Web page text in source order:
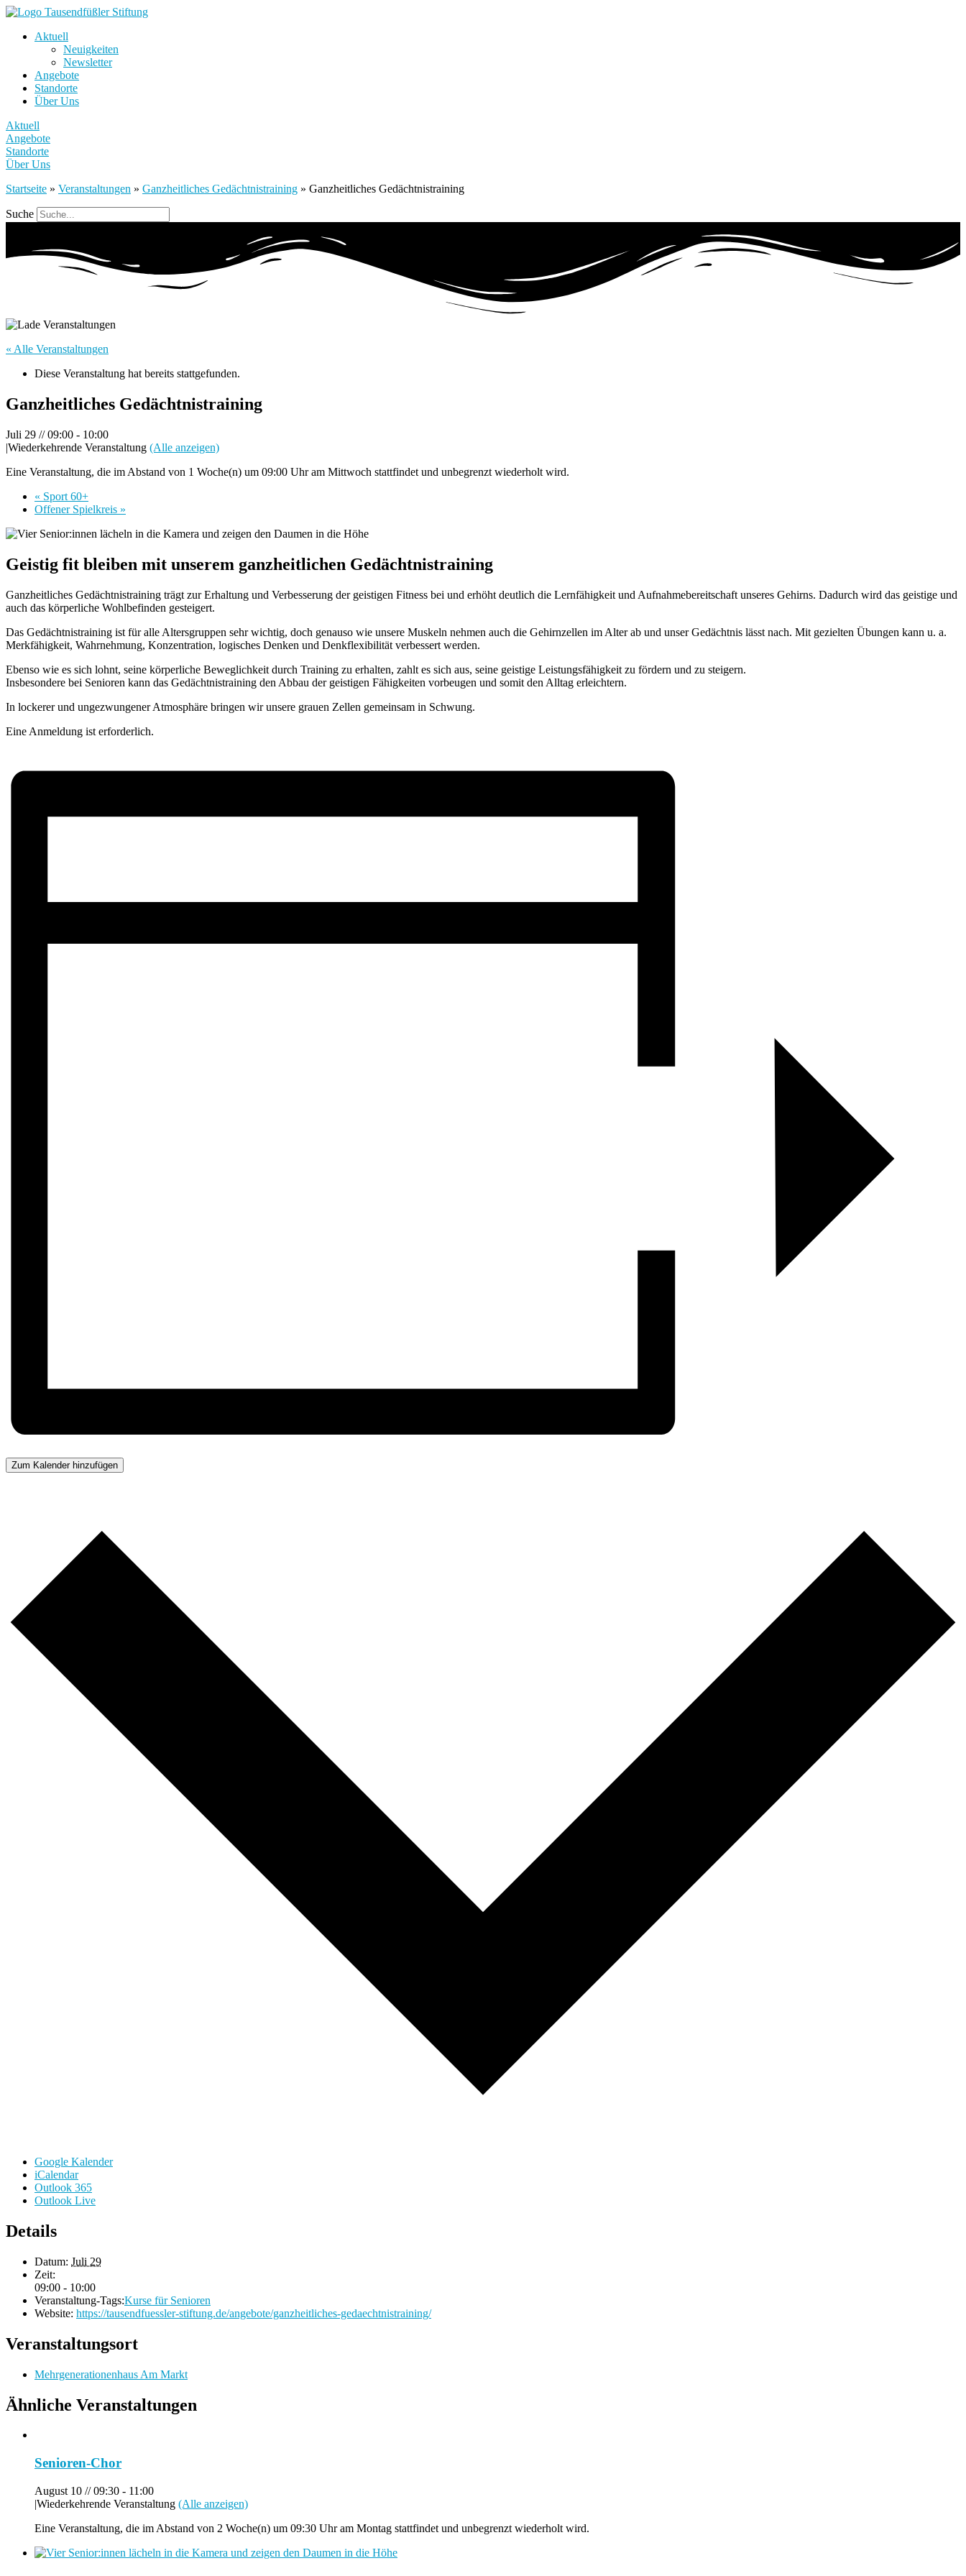
Aktuell
Neuigkeiten
Newsletter
Angebote
Standorte
Über Uns
Aktuell
Angebote
Standorte
Über Uns
Startseite » Veranstaltungen » Ganzheitliches Gedächtnistraining » Ganzheitliches Gedächtnistraining
Suche
« Alle Veranstaltungen
Diese Veranstaltung hat bereits stattgefunden.
Ganzheitliches Gedächtnistraining
Juli 29 // 09:00 - 10:00
|Wiederkehrende Veranstaltung (Alle anzeigen)
Eine Veranstaltung, die im Abstand von 1 Woche(n) um 09:00 Uhr am Mittwoch stattfindet und unbegrenzt wiederholt wird.
« Sport 60+
Offener Spielkreis »
Geistig fit bleiben mit unserem ganzheitlichen Gedächtnistraining
Ganzheitliches Gedächtnistraining trägt zur Erhaltung und Verbesserung der geistigen Fitness bei und erhöht deutlich die Lernfähigkeit und Aufnahmebereitschaft unseres Gehirns. Dadurch wird das geistige und
auch das körperliche Wohlbefinden gesteigert.
Das Gedächtnistraining ist für alle Altersgruppen sehr wichtig, doch genauso wie unsere Muskeln nehmen auch die Gehirnzellen im Alter ab und unser Gedächtnis lässt nach. Mit gezielten Übungen kann u. a.
Merkfähigkeit, Wahrnehmung, Konzentration, logisches Denken und Denkflexibilität verbessert werden.
Ebenso wie es sich lohnt, seine körperliche Beweglichkeit durch Training zu erhalten, zahlt es sich aus, seine geistige Leistungsfähigkeit zu fördern und zu steigern.
Insbesondere bei Senioren kann das Gedächtnistraining den Abbau der geistigen Fähigkeiten vorbeugen und somit den Alltag erleichtern.
In lockerer und ungezwungener Atmosphäre bringen wir unsere grauen Zellen gemeinsam in Schwung.
Eine Anmeldung ist erforderlich.
Zum Kalender hinzufügen
Google Kalender
iCalendar
Outlook 365
Outlook Live
Details
Datum: Juli 29
Zeit:
09:00 - 10:00
Veranstaltung-Tags:Kurse für Senioren
Website: https://tausendfuessler-stiftung.de/angebote/ganzheitliches-gedaechtnistraining/
Veranstaltungsort
Mehrgenerationenhaus Am Markt
Ähnliche Veranstaltungen
Senioren-Chor
August 10 // 09:30 - 11:00
|Wiederkehrende Veranstaltung (Alle anzeigen)
Eine Veranstaltung, die im Abstand von 2 Woche(n) um 09:30 Uhr am Montag stattfindet und unbegrenzt wiederholt wird.